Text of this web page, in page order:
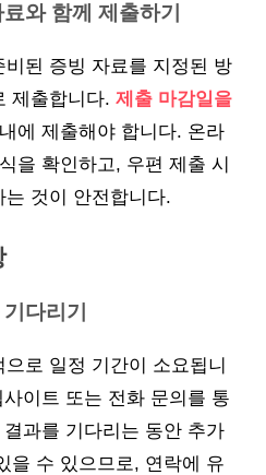
와 함께 제출하기
된 증빙 자료를 지정된 방
제출합니다. 제출 마감일을
에 제출해야 합니다. 온라
을 확인하고, 우편 제출 시
것이 안전합니다.
다리기
로 일정 기간이 소요됩니
이트 또는 전화 문의를 통
과를 기다리는 동안 추가
을 수 있으므로, 연락에 유